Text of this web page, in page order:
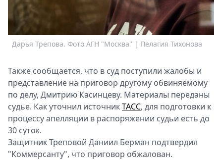
Metro
Дарья Трепова. Фото АГН "Москва" | Пелагия Тихонова
Также сообщается, что в суд поступили жалобы и
представление на приговор другому обвиняемому
по делу, Дмитрию Касинцеву. Материалы переданы
судье. Как уточнил источникТАСС, для подготовки к
процессу апелляции в распоряжении судьи есть до
30 суток.
Защитник Треповой Даниил Берман подтвердил
"Коммерсанту", что приговор обжалован.